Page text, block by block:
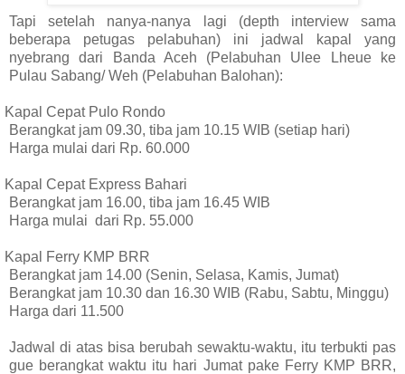
Tapi setelah nanya-nanya lagi (depth interview sama
beberapa petugas pelabuhan) ini jadwal kapal yang
nyebrang dari Banda Aceh (Pelabuhan Ulee Lheue ke
Pulau Sabang/ Weh (Pelabuhan Balohan):
Kapal Cepat Pulo Rondo
Berangkat jam 09.30, tiba jam 10.15 WIB (setiap hari)
Harga mulai dari Rp. 60.000
Kapal Cepat Express Bahari
Berangkat jam 16.00, tiba jam 16.45 WIB
Harga mulai dari Rp. 55.000
Kapal Ferry KMP BRR
Berangkat jam 14.00 (Senin, Selasa, Kamis, Jumat)
Berangkat jam 10.30 dan 16.30 WIB (Rabu, Sabtu, Minggu)
Harga dari 11.500
Jadwal di atas bisa berubah sewaktu-waktu, itu terbukti pas
gue berangkat waktu itu hari Jumat pake Ferry KMP BRR,